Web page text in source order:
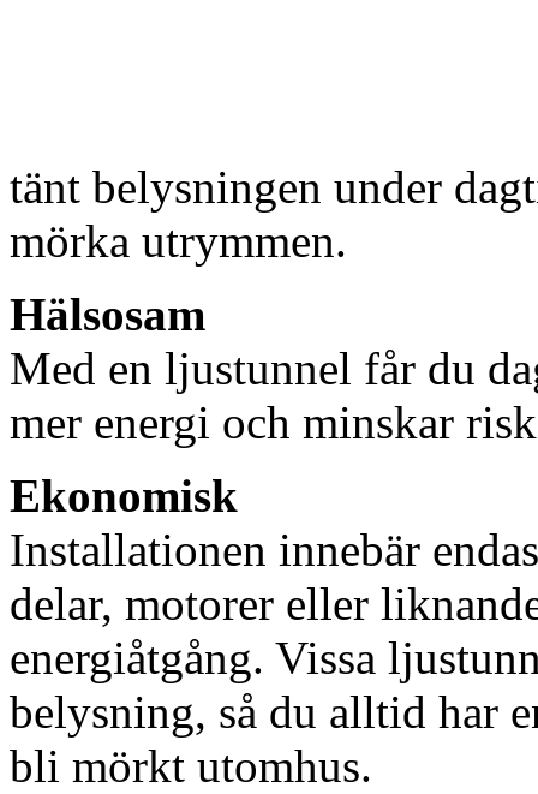
tänt belysningen under
mörka utrymmen.
Hälsosam
Med en ljustunnel får du
mer energi och minskar
Ekonomisk
Installationen innebär
delar, motorer eller
energiåtgång. Vissa
belysning, så du alltid har
bli mörkt utomhus.